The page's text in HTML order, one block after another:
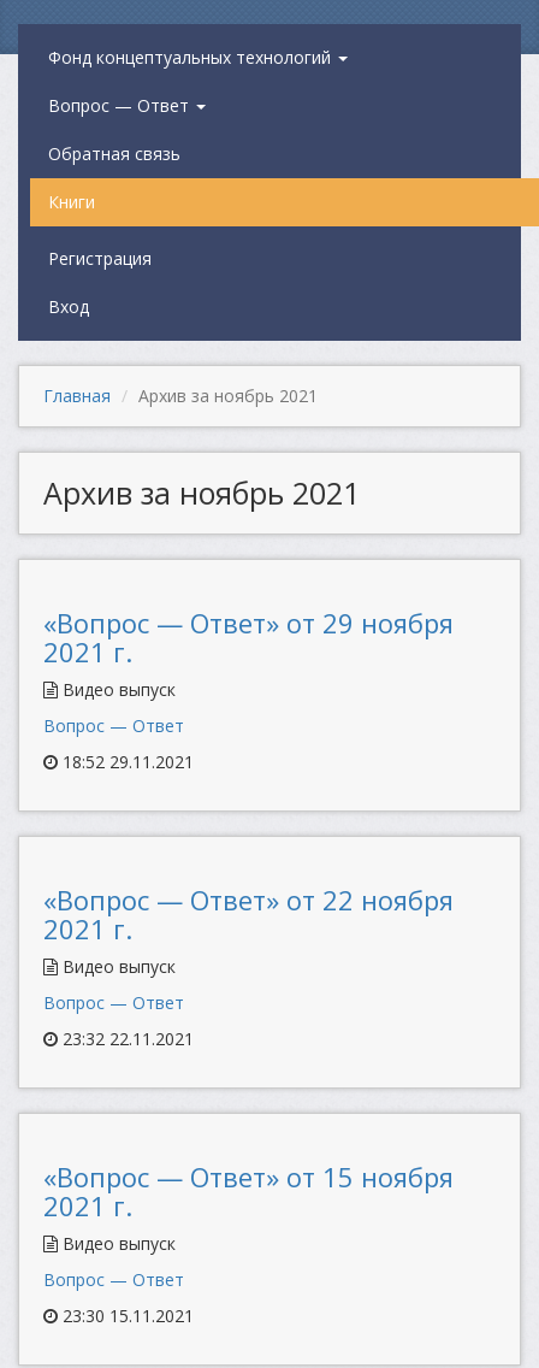
Фонд концептуальных технологий
Вопрос — Ответ
Обратная связь
Книги
Регистрация
Вход
Главная Архив за ноябрь 2021
Архив за ноябрь 2021
«Вопрос — Ответ» от 29 ноября
2021 г.
Видео выпуск
Вопрос — Ответ
18:52 29.11.2021
«Вопрос — Ответ» от 22 ноября
2021 г.
Видео выпуск
Вопрос — Ответ
23:32 22.11.2021
«Вопрос — Ответ» от 15 ноября
2021 г.
Видео выпуск
Вопрос — Ответ
23:30 15.11.2021